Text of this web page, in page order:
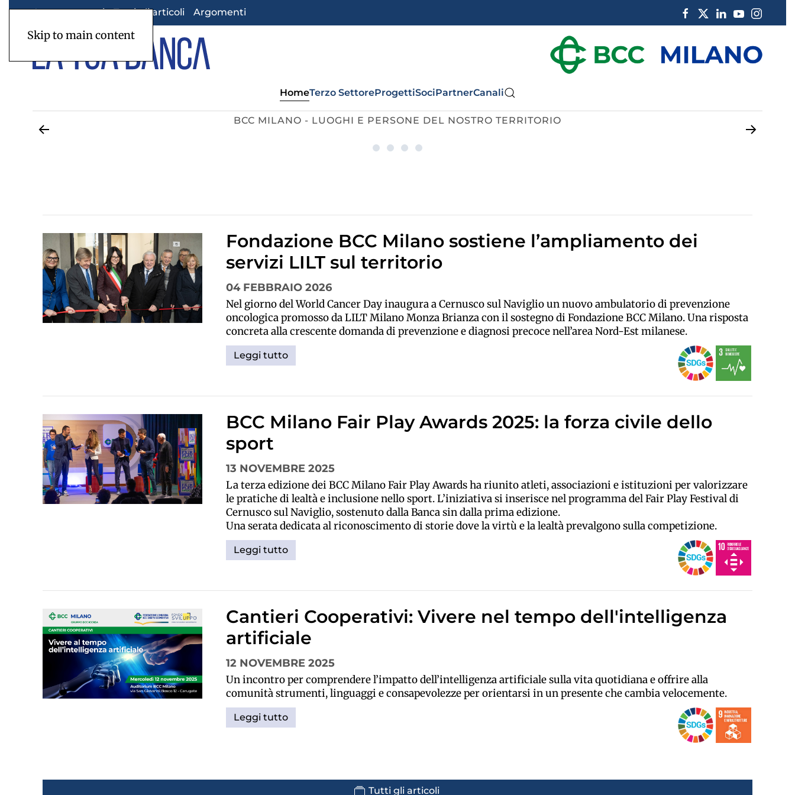
Skip to main content
Appuntamenti Tutti gli articoli Argomenti
HomeTerzo SettoreProgettiSociPartnerCanali
BCC MILANO - LUOGHI E PERSONE DEL NOSTRO TERRITORIO
«O vivere o ridere»
Una tesi di laurea su BCC Milano
Insieme per Meridiana Hub
Bilancio Sociale 2025
Fondazione BCC Milano sostiene l’ampliamento dei
servizi LILT sul territorio
04 FEBBRAIO 2026
Nel giorno del World Cancer Day inaugura a Cernusco sul Naviglio un nuovo ambulatorio di prevenzione
oncologica promosso da LILT Milano Monza Brianza con il sostegno di Fondazione BCC Milano. Una risposta
concreta alla crescente domanda di prevenzione e diagnosi precoce nell’area Nord-Est milanese.
Leggi tutto
BCC Milano Fair Play Awards 2025: la forza civile dello
sport
13 NOVEMBRE 2025
La terza edizione dei BCC Milano Fair Play Awards ha riunito atleti, associazioni e istituzioni per valorizzare
le pratiche di lealtà e inclusione nello sport. L’iniziativa si inserisce nel programma del Fair Play Festival di
Cernusco sul Naviglio, sostenuto dalla Banca sin dalla prima edizione.
Una serata dedicata al riconoscimento di storie dove la virtù e la lealtà prevalgono sulla competizione.
Leggi tutto
Cantieri Cooperativi: Vivere nel tempo dell'intelligenza
artificiale
12 NOVEMBRE 2025
Un incontro per comprendere l’impatto dell’intelligenza artificiale sulla vita quotidiana e offrire alla
comunità strumenti, linguaggi e consapevolezze per orientarsi in un presente che cambia velocemente.
Leggi tutto
Tutti gli articoli